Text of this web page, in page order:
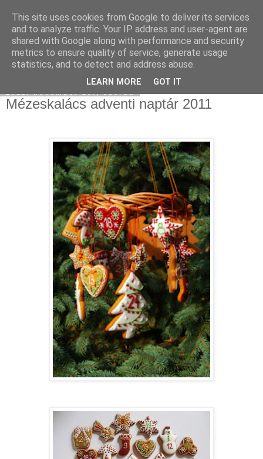
Moha Konyha
Mézeskalács adventi naptár 2011
This site uses cookies from Google to deliver its services
and to analyze traffic. Your IP address and user-agent are
shared with Google along with performance and security
metrics to ensure quality of service, generate usage
statistics, and to detect and address abuse.
LEARN MORE GOT IT